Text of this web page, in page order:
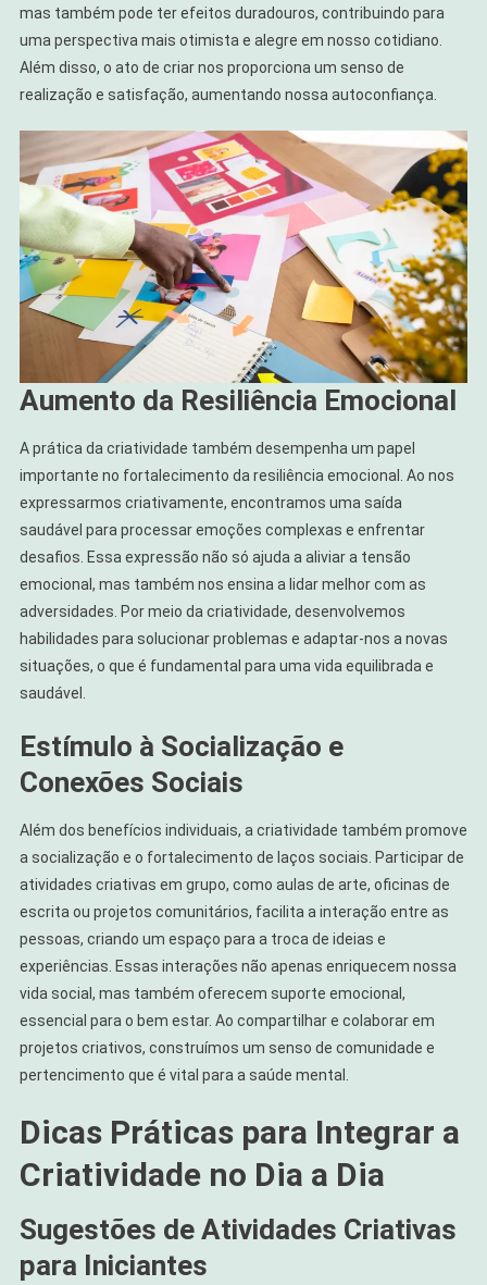
mas também pode ter efeitos duradouros, contribuindo para
uma perspectiva mais otimista e alegre em nosso cotidiano.
Além disso, o ato de criar nos proporciona um senso de
realização e satisfação, aumentando nossa autoconfiança.
Aumento da Resiliência Emocional
A prática da criatividade também desempenha um papel
importante no fortalecimento da resiliência emocional. Ao nos
expressarmos criativamente, encontramos uma saída
saudável para processar emoções complexas e enfrentar
desafios. Essa expressão não só ajuda a aliviar a tensão
emocional, mas também nos ensina a lidar melhor com as
adversidades. Por meio da criatividade, desenvolvemos
habilidades para solucionar problemas e adaptar-nos a novas
situações, o que é fundamental para uma vida equilibrada e
saudável.
Estímulo à Socialização e
Conexões Sociais
Além dos benefícios individuais, a criatividade também promove
a socialização e o fortalecimento de laços sociais. Participar de
atividades criativas em grupo, como aulas de arte, oficinas de
escrita ou projetos comunitários, facilita a interação entre as
pessoas, criando um espaço para a troca de ideias e
experiências. Essas interações não apenas enriquecem nossa
vida social, mas também oferecem suporte emocional,
essencial para o bem estar. Ao compartilhar e colaborar em
projetos criativos, construímos um senso de comunidade e
pertencimento que é vital para a saúde mental.
Dicas Práticas para Integrar a
Criatividade no Dia a Dia
Sugestões de Atividades Criativas
para Iniciantes